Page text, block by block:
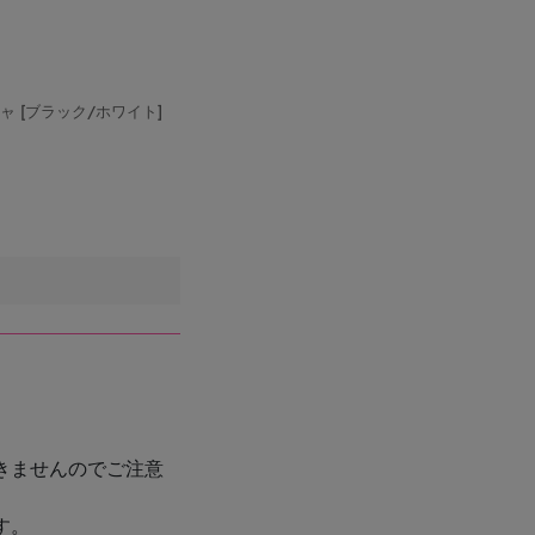
[ブラック/ホワイト]
ませんのでご注意